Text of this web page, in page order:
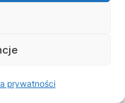
prywatności